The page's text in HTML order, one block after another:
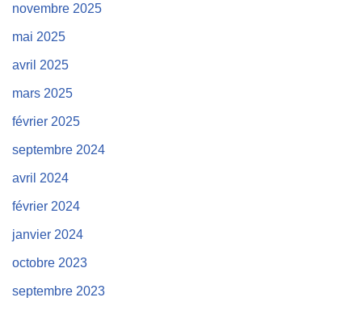
novembre 2025
mai 2025
avril 2025
mars 2025
février 2025
septembre 2024
avril 2024
février 2024
janvier 2024
octobre 2023
septembre 2023